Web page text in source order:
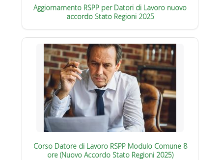
Aggiornamento RSPP per Datori di Lavoro nuovo
accordo Stato Regioni 2025
Corso Datore di Lavoro RSPP Modulo Comune 8
ore (Nuovo Accordo Stato Regioni 2025)